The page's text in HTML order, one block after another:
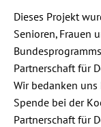
Dieses Projekt
Senioren, Frauen
Partnerschaft für
Wir bedanken
Spende bei der
Partnerschaft für